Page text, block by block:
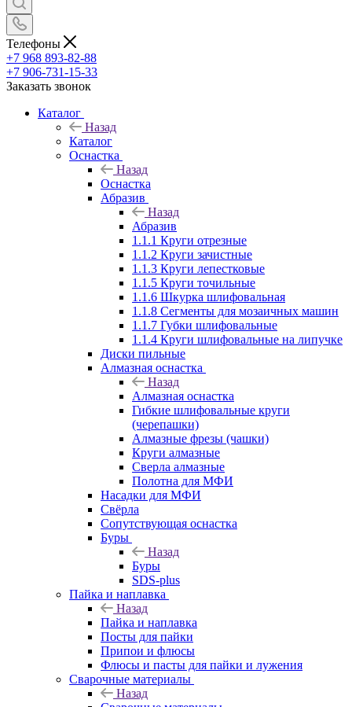
Телефоны
+7 968 893-82-88
+7 906-731-15-33
Заказать звонок
Каталог
Назад
Каталог
Оснастка
Назад
Оснастка
Абразив
Назад
Абразив
1.1.1 Круги отрезные
1.1.2 Круги зачистные
1.1.3 Круги лепестковые
1.1.5 Круги точильные
1.1.6 Шкурка шлифовальная
1.1.8 Сегменты для мозаичных машин
1.1.7 Губки шлифовальные
1.1.4 Круги шлифовальные на липучке
Диски пильные
Алмазная оснастка
Назад
Алмазная оснастка
Гибкие шлифовальные круги
(черепашки)
Алмазные фрезы (чашки)
Круги алмазные
Сверла алмазные
Полотна для МФИ
Насадки для МФИ
Свёрла
Сопутствующая оснастка
Буры
Назад
Буры
SDS-plus
Пайка и наплавка
Назад
Пайка и наплавка
Посты для пайки
Припои и флюсы
Флюсы и пасты для пайки и лужения
Сварочные материалы
Назад